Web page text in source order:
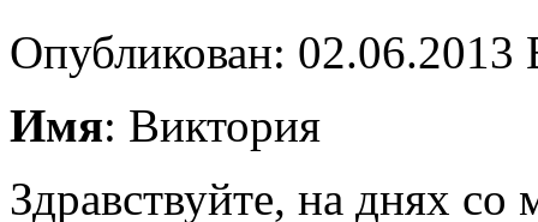
Опубликован:
Имя: Виктория
Здравствуйте, на днях